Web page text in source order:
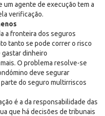
um agente de execução tem a
verificação.
a fronteira dos seguros
tanto se pode correr o risco
gastar dinheiro
O problema resolve-se
deve segurar
do seguro multirriscos
é a da responsabilidade das
que há decisões de tribunais